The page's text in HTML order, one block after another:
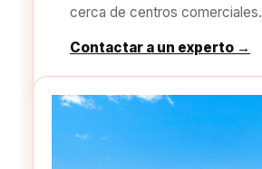
cerca de centros comerciales.
Contactar a un experto →